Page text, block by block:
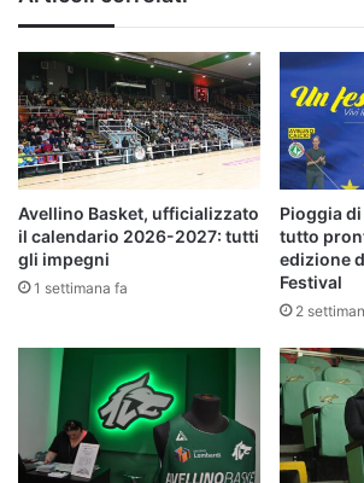
Avellino Basket, ufficializzato
il calendario 2026-2027: tutti
gli impegni
1 settimana fa
Pioggia
tutto
edizione
Festival
2